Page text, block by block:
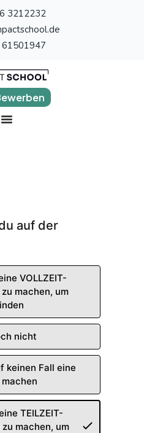
3212232
auf der
VOLLZEIT-
machen, um
nicht
keinen Fall eine
TEILZEIT-
machen, um